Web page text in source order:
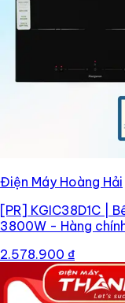
Điện Máy Hoàng Hải
[PR] KGIC38D1C |
3800W - Hàng
2.578.900 ₫